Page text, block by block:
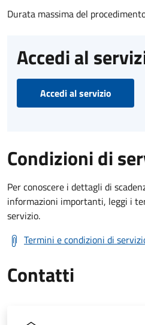
Durata massima del
Accedi al
Accedi al servizio
Condizioni di
Per conoscere i dettagli di
informazioni importanti, leggi i
servizio.
Termini e condizioni di
Contatti